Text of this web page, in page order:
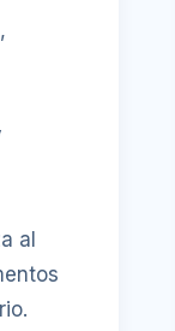
al